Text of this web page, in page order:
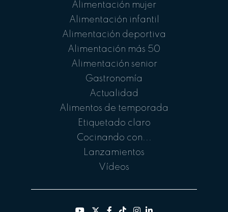
Alimentación mujer
Alimentación infantil
Alimentación deportiva
Alimentación más 50
Alimentación senior
Gastronomía
Actualidad
Alimentos de temporada
Etiquetado claro
Cocinando con...
Lanzamientos
Vídeos